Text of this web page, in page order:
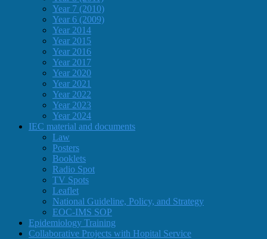
Year 7 (2010)
Year 6 (2009)
Year 2014
Year 2015
Year 2016
Year 2017
Year 2020
Year 2021
Year 2022
Year 2023
Year 2024
IEC material and documents
Law
Posters
Booklets
Radio Spot
TV Spots
Leaflet
National Guideline, Policy, and Strategy
EOC-IMS SOP
Epidemiology Training
Collaborative Projects with Hopital Service